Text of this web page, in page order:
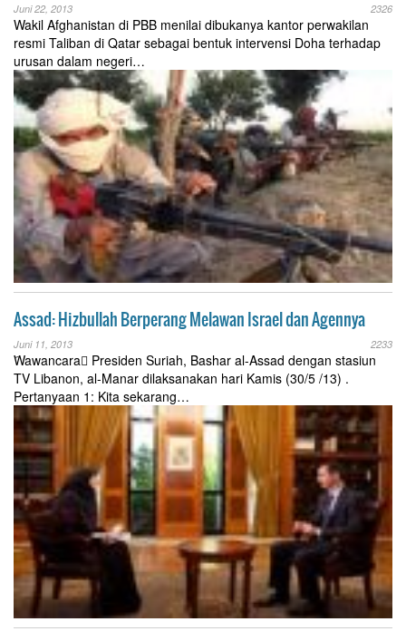
Juni 22, 2013 2326
Wakil Afghanistan di PBB menilai dibukanya kantor perwakilan
resmi Taliban di Qatar sebagai bentuk intervensi Doha terhadap
urusan dalam negeri…
Assad: Hizbullah Berperang Melawan Israel dan Agennya
Juni 11, 2013 2233
َWawancara َPresiden Suriah, Bashar al-Assad dengan stasiun
TV Libanon, al-Manar dilaksanakan hari Kamis (30/5 /13) .
Pertanyaan 1: Kita sekarang…